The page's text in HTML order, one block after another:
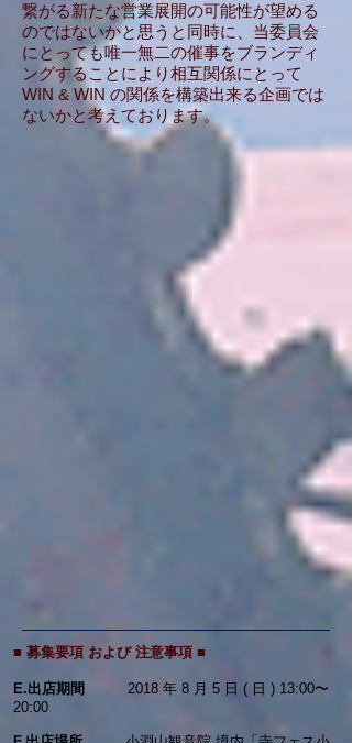
繋がる新たな営業展開の可能性が望める
のではないかと思うと同時に、当委員会
にとっても唯一無二の催事をブランディ
ングすることにより相互関係にとって
WIN & WIN の関係を構築出来る企画では
ないかと考えております。
■ 募集要項 および 注意事項 ■
E.出店期間 2018 年 8 月 5 日 ( 日 ) 13:00〜
20:00